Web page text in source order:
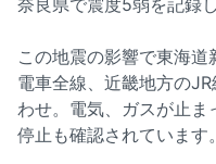
奈良県で震度5弱を記録
この地震の影響で東海
電車全線、近畿地方の
わせ。電気、ガスが止ま
停止も確認されています。